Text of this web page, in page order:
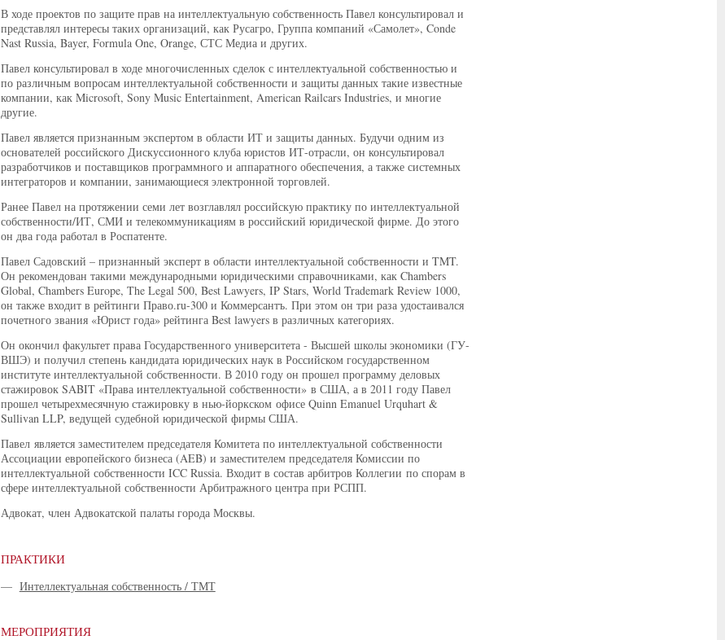
В ходе проектов по защите прав на интеллектуальную собственность Павел консультировал и
представлял интересы таких организаций, как Русагро, Группа компаний «Самолет», Conde
Nast Russia, Bayer, Formula One, Orange, СТС Медиа и других.
Павел консультировал в ходе многочисленных сделок с интеллектуальной собственностью и
по различным вопросам интеллектуальной собственности и защиты данных такие известные
компании, как Microsoft, Sony Music Entertainment, American Railcars Industries, и многие
другие.
Павел является признанным экспертом в области ИТ и защиты данных. Будучи одним из
основателей российского Дискуссионного клуба юристов ИТ-отрасли, он консультировал
разработчиков и поставщиков программного и аппаратного обеспечения, а также системных
интеграторов и компании, занимающиеся электронной торговлей.
Ранее Павел на протяжении семи лет возглавлял российскую практику по интеллектуальной
собственности/ИТ, СМИ и телекоммуникациям в российский юридической фирме. До этого
он два года работал в Роспатенте.
Павел Садовский – признанный эксперт в области интеллектуальной собственности и TMT.
Он рекомендован такими международными юридическими справочниками, как Chambers
Global, Chambers Europe, The Legal 500, Best Lawyers, IP Stars, World Trademark Review 1000,
он также входит в рейтинги Право.ru-300 и Коммерсантъ. При этом он три раза удостаивался
почетного звания «Юрист года» рейтинга Best lawyers в различных категориях.
Он окончил факультет права Государственного университета - Высшей школы экономики (ГУ-
ВШЭ) и получил степень кандидата юридических наук в Российском государственном
институте интеллектуальной собственности. В 2010 году он прошел программу деловых
стажировок SABIT «Права интеллектуальной собственности» в США, а в 2011 году Павел
прошел четырехмесячную стажировку в нью-йоркском офисе Quinn Emanuel Urquhart &
Sullivan LLP, ведущей судебной юридической фирмы США.
Павел является заместителем председателя Комитета по интеллектуальной собственности
Ассоциации европейского бизнеса (AEB) и заместителем председателя Комиссии по
интеллектуальной собственности ICC Russia. Входит в состав арбитров Коллегии по спорам в
сфере интеллектуальной собственности Арбитражного центра при РСПП.
Адвокат, член Адвокатской палаты города Москвы.
ПРАКТИКИ
— Интеллектуальная собственность / ТМТ
МЕРОПРИЯТИЯ